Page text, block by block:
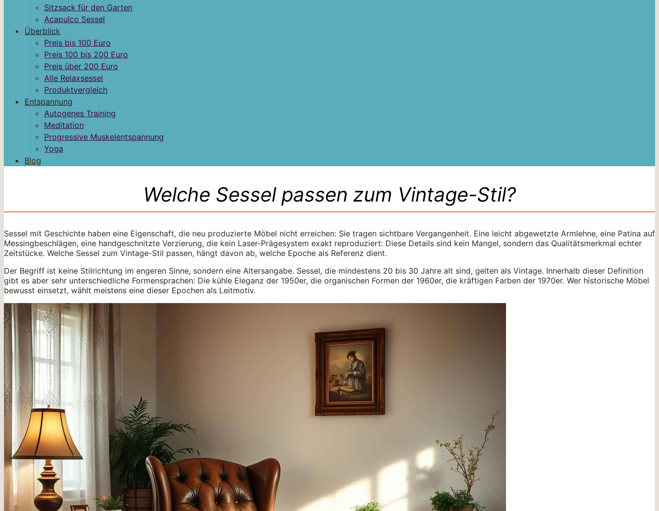
Sitzsack für den Garten
Acapulco Sessel
Überblick
Preis bis 100 Euro
Preis 100 bis 200 Euro
Preis über 200 Euro
Alle Relaxsessel
Produktvergleich
Entspannung
Autogenes Training
Meditation
Progressive Muskelentspannung
Yoga
Blog
Welche Sessel passen zum Vintage-Stil?
Sessel mit Geschichte haben eine Eigenschaft, die neu produzierte Möbel nicht erreichen: Sie tragen sichtbare Vergangenheit. Eine leicht abgewetzte Armlehne, eine Patina auf
Messingbeschlägen, eine handgeschnitzte Verzierung, die kein Laser-Prägesystem exakt reproduziert: Diese Details sind kein Mangel, sondern das Qualitätsmerkmal echter
Zeitstücke. Welche Sessel zum Vintage-Stil passen, hängt davon ab, welche Epoche als Referenz dient.
Der Begriff ist keine Stilrichtung im engeren Sinne, sondern eine Altersangabe. Sessel, die mindestens 20 bis 30 Jahre alt sind, gelten als Vintage. Innerhalb dieser Definition
gibt es aber sehr unterschiedliche Formensprachen: Die kühle Eleganz der 1950er, die organischen Formen der 1960er, die kräftigen Farben der 1970er. Wer historische Möbel
bewusst einsetzt, wählt meistens eine dieser Epochen als Leitmotiv.